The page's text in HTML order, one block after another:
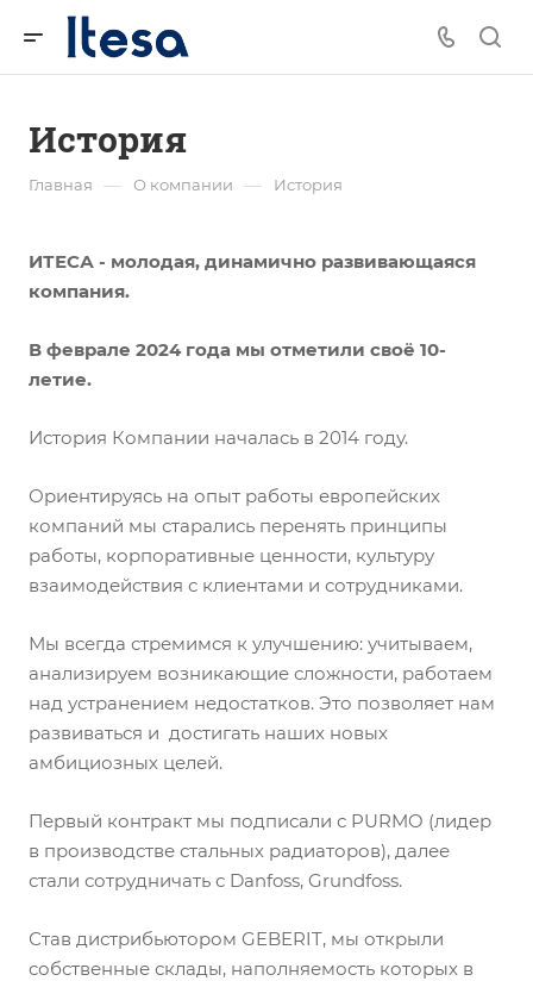
История
Главная — О компании — История
ИТЕСА - молодая, динамично развивающаяся
компания.
В феврале 2024 года мы отметили своё 10-
летие.
История Компании началась в 2014 году.
Ориентируясь на опыт работы европейских
компаний мы старались перенять принципы
работы, корпоративные ценности, культуру
взаимодействия с клиентами и сотрудниками.
Мы всегда стремимся к улучшению: учитываем,
анализируем возникающие сложности, работаем
над устранением недостатков. Это позволяет нам
развиваться и достигать наших новых
амбициозных целей.
Первый контракт мы подписали с PURMO (лидер
в производстве стальных радиаторов), далее
стали сотрудничать с Danfoss, Grundfoss.
Став дистрибьютором GEBERIT, мы открыли
собственные склады, наполняемость которых в